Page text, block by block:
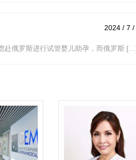
2024 / 7 /
赴俄罗斯进行试管婴儿助孕，而俄罗斯